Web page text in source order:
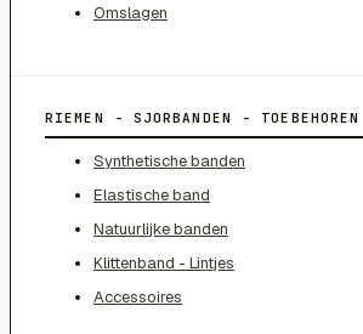
Omslagen
RIEMEN - SJORBANDEN - TOEBEHOREN
Synthetische banden
Elastische band
Natuurlijke banden
Klittenband - Lintjes
Accessoires